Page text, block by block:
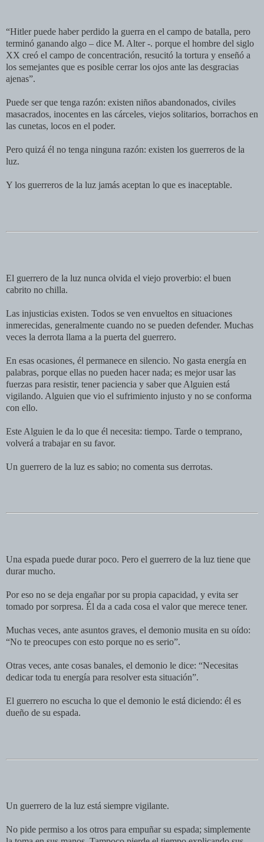
“Hitler puede haber perdido la guerra en el campo de batalla, pero
terminó ganando algo – dice M. Alter -. porque el hombre del siglo
XX creó el campo de concentración, resucitó la tortura y enseñó a
los semejantes que es posible cerrar los ojos ante las desgracias
ajenas”.
Puede ser que tenga razón: existen niños abandonados, civiles
masacrados, inocentes en las cárceles, viejos solitarios, borrachos en
las cunetas, locos en el poder.
Pero quizá él no tenga ninguna razón: existen los guerreros de la
luz.
Y los guerreros de la luz jamás aceptan lo que es inaceptable.
El guerrero de la luz nunca olvida el viejo proverbio: el buen
cabrito no chilla.
Las injusticias existen. Todos se ven envueltos en situaciones
inmerecidas, generalmente cuando no se pueden defender. Muchas
veces la derrota llama a la puerta del guerrero.
En esas ocasiones, él permanece en silencio. No gasta energía en
palabras, porque ellas no pueden hacer nada; es mejor usar las
fuerzas para resistir, tener paciencia y saber que Alguien está
vigilando. Alguien que vio el sufrimiento injusto y no se conforma
con ello.
Este Alguien le da lo que él necesita: tiempo. Tarde o temprano,
volverá a trabajar en su favor.
Un guerrero de la luz es sabio; no comenta sus derrotas.
Una espada puede durar poco. Pero el guerrero de la luz tiene que
durar mucho.
Por eso no se deja engañar por su propia capacidad, y evita ser
tomado por sorpresa. Él da a cada cosa el valor que merece tener.
Muchas veces, ante asuntos graves, el demonio musita en su oído:
“No te preocupes con esto porque no es serio”.
Otras veces, ante cosas banales, el demonio le dice: “Necesitas
dedicar toda tu energía para resolver esta situación”.
El guerrero no escucha lo que el demonio le está diciendo: él es
dueño de su espada.
Un guerrero de la luz está siempre vigilante.
No pide permiso a los otros para empuñar su espada; simplemente